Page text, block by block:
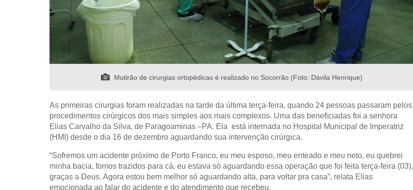
Mutirão de cirurgias ortopédicas é realizado no Socorrão (Foto: Dávila Henrique)
As primeiras cirurgias foram realizadas na tarde da última terça-feira, quando 24 pessoas passaram pelos
procedimentos cirúrgicos dos mais simples aos mais complexos. Uma das beneficiadas foi a senhora
Elias Carvalho da Silva, de Paragoaminas –PA. Ela está internada no Hospital Municipal de Imperatriz
(HMI) desde o dia 16 de dezembro aguardando sua intervenção cirúrgica.
“Sofremos um acidente próximo de Porto Franco, eu meu esposo, meu enteado e meu neto, eu quebrei
minha bacia, fomos trazidos para cá, eu estava só aguardando essa operação que foi feita terça-feira (03),
graças a Deus. Agora estou bem melhor só aguardando alta, para voltar pra casa”, relata Elias
emocionada ao falar do acidente e do atendimento que recebeu.